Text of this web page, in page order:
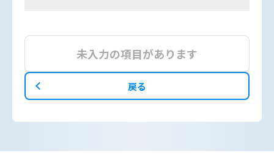
未入力の項目があります
戻る